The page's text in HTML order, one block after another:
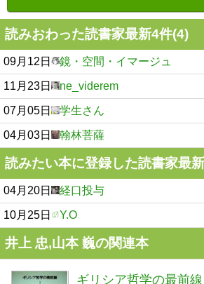
読みおわった読書家最新4件(4)
09月12日 鏡・空間・イマージュ
11月23日 ne_viderem
07月05日 学生さん
04月03日 翰林菩薩
読みたい本に登録した読書家最
04月20日 経口投与
10月25日 Y.O
井上 忠,山本 巍の関連本
ギリシア哲学の最前